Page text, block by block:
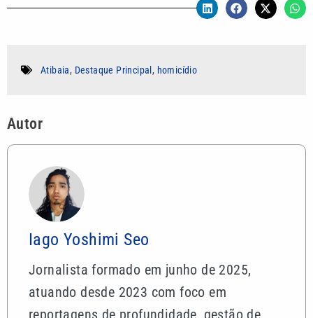
Atibaia, Destaque Principal , homicídio
Autor
Iago Yoshimi Seo
Jornalista formado em junho de 2025,
atuando desde 2023 com foco em
reportagens de profundidade, gestão de